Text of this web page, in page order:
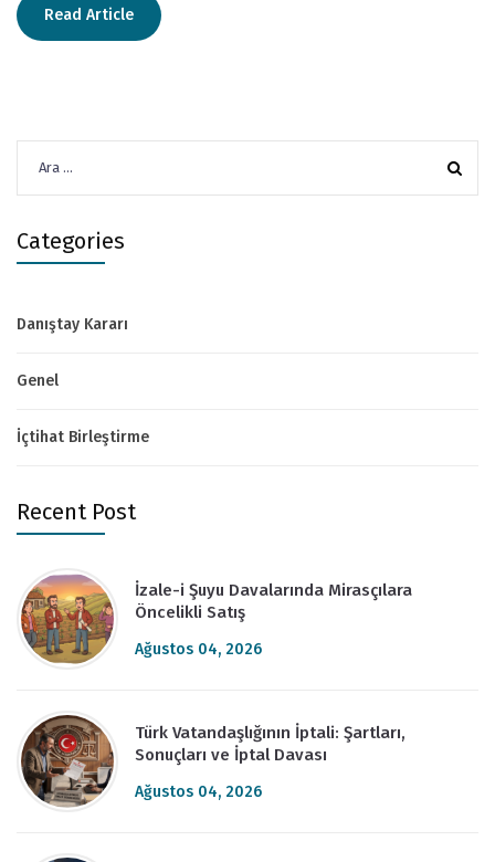
Read Article
Categories
Danıştay Kararı
Genel
İçtihat Birleştirme
Recent Post
İzale-i Şuyu Davalarında Mirasçılara
Öncelikli Satış
Ağustos 04, 2026
Türk Vatandaşlığının İptali: Şartları,
Sonuçları ve İptal Davası
Ağustos 04, 2026